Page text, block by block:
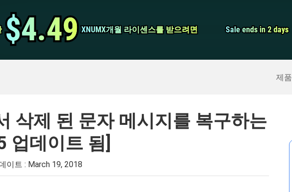
$4.49
$4.49 XNUMX개월 라이센스를 받으려면
XNUMX개월 라이센스를 받으려면 Sale ends in 2 days
Sale ends in 2 days
제품
스크린 레코더
삭제 된 문자 메시지를 복구하는
업데이트 됨]
이트 : March 19, 2018